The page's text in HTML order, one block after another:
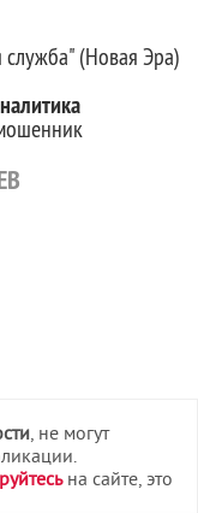
(Новая Эра)
, не могут
на сайте, это